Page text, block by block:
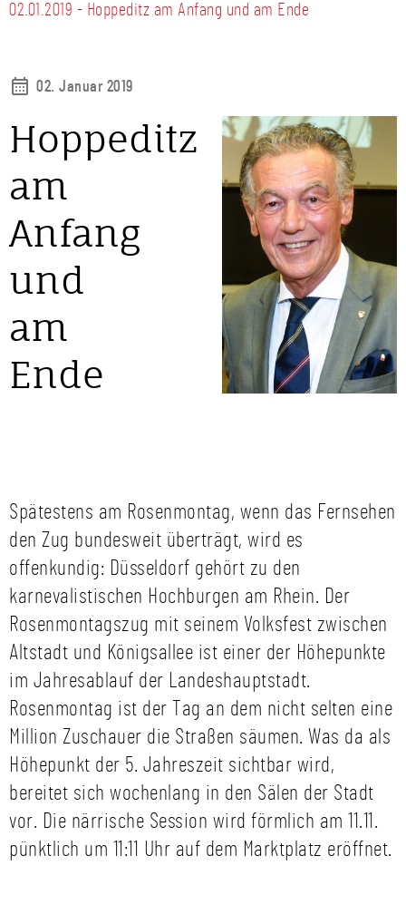
02.01.2019 - Hoppeditz am Anfang und am Ende
02. Januar 2019
Hoppeditz
am
Anfang
und
am
Ende
Spätestens am Rosenmontag, wenn das Fernsehen
den Zug bundesweit überträgt, wird es
offenkundig: Düsseldorf gehört zu den
karnevalistischen Hochburgen am Rhein. Der
Rosenmontagszug mit seinem Volksfest zwischen
Altstadt und Königsallee ist einer der Höhepunkte
im Jahresablauf der Landeshauptstadt.
Rosenmontag ist der Tag an dem nicht selten eine
Million Zuschauer die Straßen säumen. Was da als
Höhepunkt der 5. Jahreszeit sichtbar wird,
bereitet sich wochenlang in den Sälen der Stadt
vor. Die närrische Session wird förmlich am 11.11.
pünktlich um 11:11 Uhr auf dem Marktplatz eröffnet.